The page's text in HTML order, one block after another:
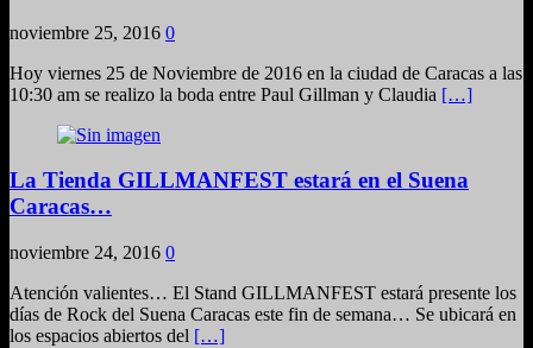
noviembre 25, 2016 0
Hoy viernes 25 de Noviembre de 2016 en la ciudad de Caracas a las
10:30 am se realizo la boda entre Paul Gillman y Claudia […]
La Tienda GILLMANFEST estará en el Suena
Caracas…
noviembre 24, 2016 0
Atención valientes… El Stand GILLMANFEST estará presente los
días de Rock del Suena Caracas este fin de semana… Se ubicará en
los espacios abiertos del […]